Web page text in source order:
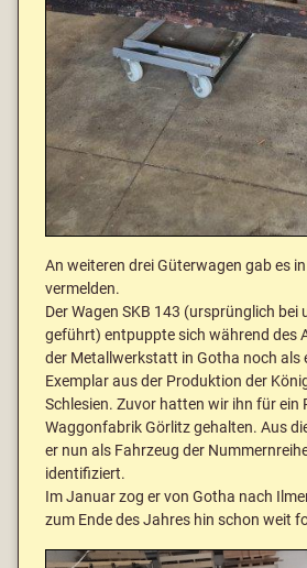
An weiteren drei Güterwagen gab es
vermelden.
Der Wagen SKB 143 (ursprünglich bei
geführt) entpuppte sich während des
der Metallwerkstatt in Gotha noch als
Exemplar aus der Produktion der
Schlesien. Zuvor hatten wir ihn für ein
Waggonfabrik Görlitz gehalten. Aus
er nun als Fahrzeug der
identifiziert.
Im Januar zog er von Gotha nach
zum Ende des Jahres hin schon weit